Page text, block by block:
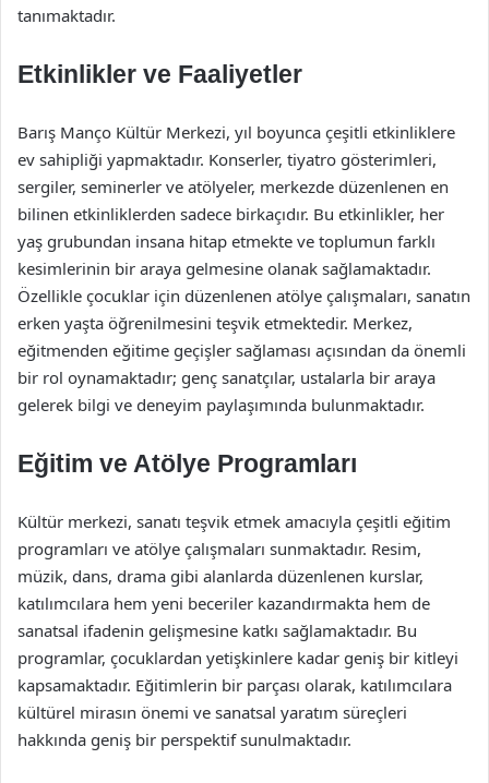
tanımaktadır.
Etkinlikler ve Faaliyetler
Barış Manço Kültür Merkezi, yıl boyunca çeşitli etkinliklere
ev sahipliği yapmaktadır. Konserler, tiyatro gösterimleri,
sergiler, seminerler ve atölyeler, merkezde düzenlenen en
bilinen etkinliklerden sadece birkaçıdır. Bu etkinlikler, her
yaş grubundan insana hitap etmekte ve toplumun farklı
kesimlerinin bir araya gelmesine olanak sağlamaktadır.
Özellikle çocuklar için düzenlenen atölye çalışmaları, sanatın
erken yaşta öğrenilmesini teşvik etmektedir. Merkez,
eğitmenden eğitime geçişler sağlaması açısından da önemli
bir rol oynamaktadır; genç sanatçılar, ustalarla bir araya
gelerek bilgi ve deneyim paylaşımında bulunmaktadır.
Eğitim ve Atölye Programları
Kültür merkezi, sanatı teşvik etmek amacıyla çeşitli eğitim
programları ve atölye çalışmaları sunmaktadır. Resim,
müzik, dans, drama gibi alanlarda düzenlenen kurslar,
katılımcılara hem yeni beceriler kazandırmakta hem de
sanatsal ifadenin gelişmesine katkı sağlamaktadır. Bu
programlar, çocuklardan yetişkinlere kadar geniş bir kitleyi
kapsamaktadır. Eğitimlerin bir parçası olarak, katılımcılara
kültürel mirasın önemi ve sanatsal yaratım süreçleri
hakkında geniş bir perspektif sunulmaktadır.